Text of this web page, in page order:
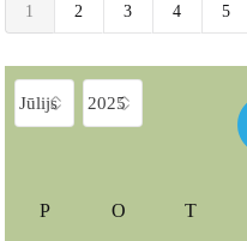
1 2 3 4 5
P O T